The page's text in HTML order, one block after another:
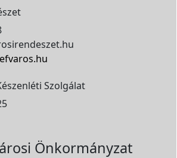
Szolgálat
Önkormányzat